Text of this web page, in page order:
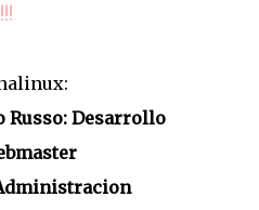
Russo: Desarrollo